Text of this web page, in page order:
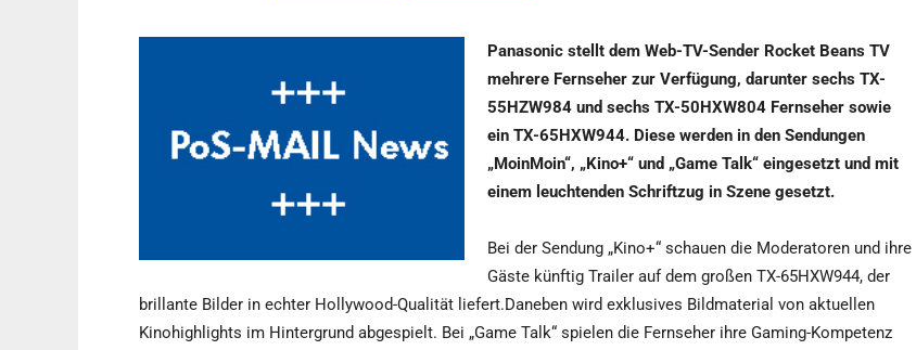
Panasonic stellt dem Web-TV-Sender Rocket Beans TV
mehrere Fernseher zur Verfügung, darunter sechs TX-
55HZW984 und sechs TX-50HXW804 Fernseher sowie
ein TX-65HXW944. Diese werden in den Sendungen
„MoinMoin“, „Kino+“ und „Game Talk“ eingesetzt und mit
einem leuchtenden Schriftzug in Szene gesetzt.
Bei der Sendung „Kino+“ schauen die Moderatoren und ihre
Gäste künftig Trailer auf dem großen TX-65HXW944, der
brillante Bilder in echter Hollywood-Qualität liefert.Daneben wird exklusives Bildmaterial von aktuellen
Kinohighlights im Hintergrund abgespielt. Bei „Game Talk“ spielen die Fernseher ihre Gaming-Kompetenz